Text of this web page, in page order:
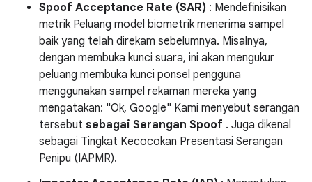
Spoof Acceptance Rate (SAR) : Mendefinisikan
metrik Peluang model biometrik menerima sampel
baik yang telah direkam sebelumnya. Misalnya,
dengan membuka kunci suara, ini akan mengukur
peluang membuka kunci ponsel pengguna
menggunakan sampel rekaman mereka yang
mengatakan: "Ok, Google" Kami menyebut serangan
tersebut sebagai Serangan Spoof . Juga dikenal
sebagai Tingkat Kecocokan Presentasi Serangan
Penipu (IAPMR).